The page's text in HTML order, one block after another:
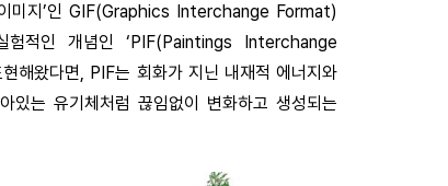
미지’인 GIF(Graphics Interchange Format)
적인 개념인 ‘PIF(Paintings Interchange
해왔다면, PIF는 회화가 지닌 내재적 에너지와
있는 유기체처럼 끊임없이 변화하고 생성되는